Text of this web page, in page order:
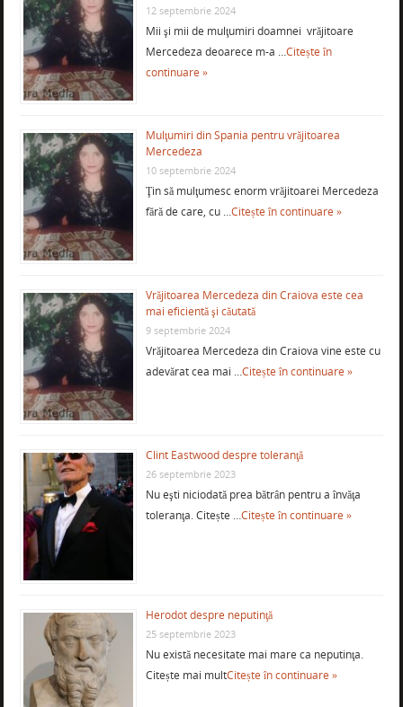
12 septembrie 2024
Mii şi mii de mulţumiri doamnei vrăjitoare
Mercedeza deoarece m-a …Citește în
continuare »
Mulţumiri din Spania pentru vrăjitoarea
Mercedeza
10 septembrie 2024
Ţin să mulţumesc enorm vrăjitoarei Mercedeza
fără de care, cu …Citește în continuare »
Vrăjitoarea Mercedeza din Craiova este cea
mai eficientă şi căutată
9 septembrie 2024
Vrăjitoarea Mercedeza din Craiova vine este cu
adevărat cea mai …Citește în continuare »
Clint Eastwood despre toleranţă
26 septembrie 2023
Nu eşti niciodată prea bătrân pentru a învăţa
toleranţa. Citește …Citește în continuare »
Herodot despre neputinţă
25 septembrie 2023
Nu există necesitate mai mare ca neputinţa.
Citește mai multCitește în continuare »